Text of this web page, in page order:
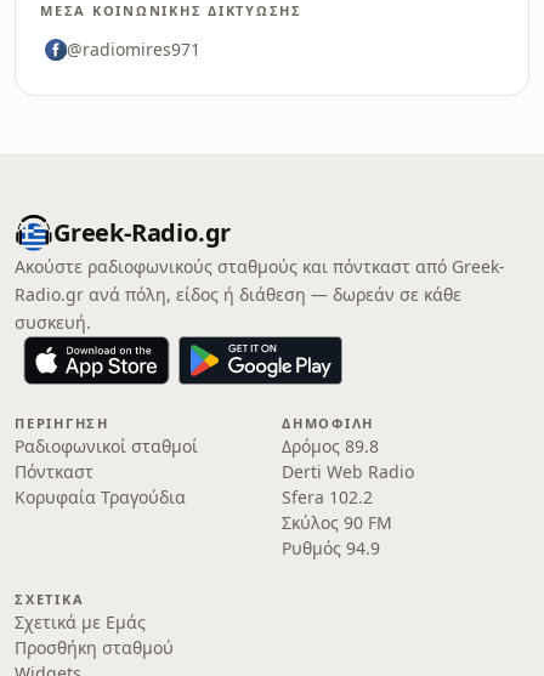
ΜΈΣΑ ΚΟΙΝΩΝΙΚΉΣ ΔΙΚΤΎΩΣΗΣ
@radiomires971
Greek-Radio.gr
Ακούστε ραδιοφωνικούς σταθμούς και πόντκαστ από Greek-
Radio.gr ανά πόλη, είδος ή διάθεση — δωρεάν σε κάθε
συσκευή.
ΠΕΡΙΉΓΗΣΗ
Ραδιοφωνικοί σταθμοί
Πόντκαστ
Κορυφαία Τραγούδια
ΔΗΜΟΦΙΛΉ
Δρόμος 89.8
Derti Web Radio
Sfera 102.2
Σκύλος 90 FM
Ρυθμός 94.9
ΣΧΕΤΙΚΆ
Σχετικά με Εμάς
Προσθήκη σταθμού